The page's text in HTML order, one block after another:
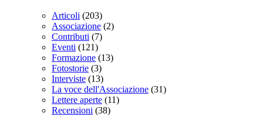
Articoli (203)
Associazione (2)
Contributi (7)
Eventi (121)
Formazione (13)
Fotostorie (3)
Interviste (13)
La voce dell'Associazione (31)
Lettere aperte (11)
Recensioni (38)